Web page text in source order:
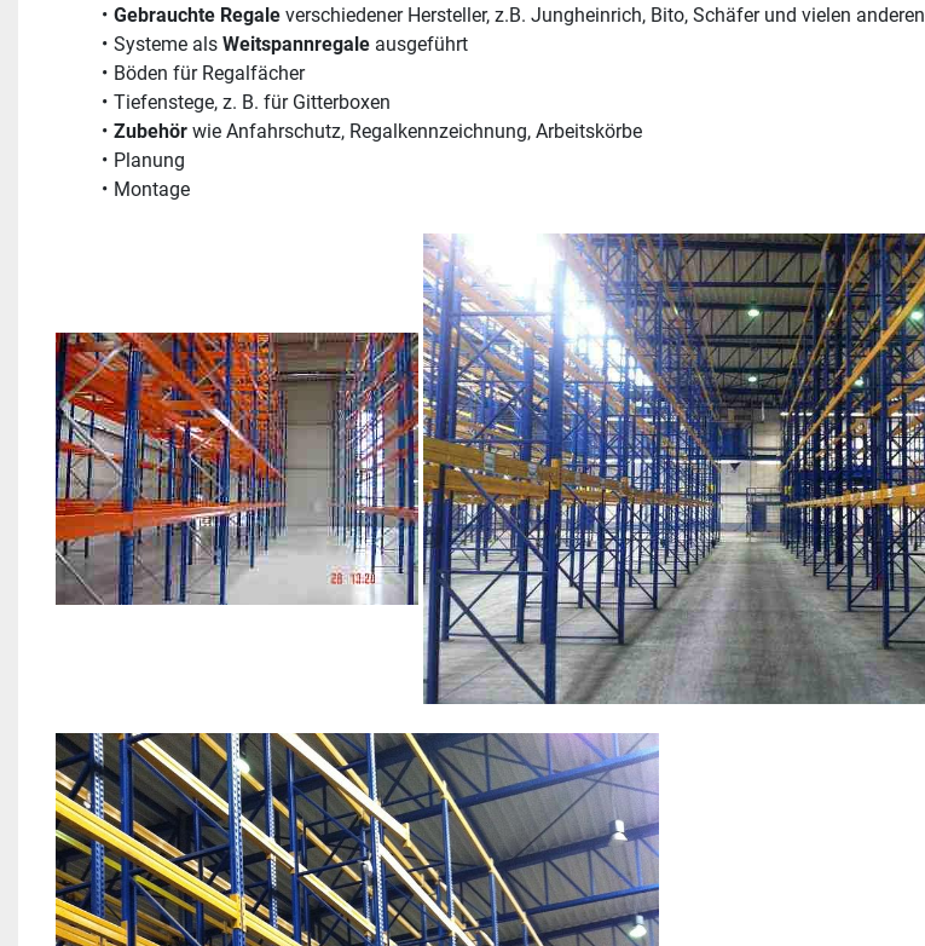
Gebrauchte Regale verschiedener Hersteller, z.B. Jungheinrich, Bito, Schäfer und vielen anderen
Systeme als Weitspannregale ausgeführt
Böden für Regalfächer
Tiefenstege, z. B. für Gitterboxen
Zubehör wie Anfahrschutz, Regalkennzeichnung, Arbeitskörbe
Planung
Montage